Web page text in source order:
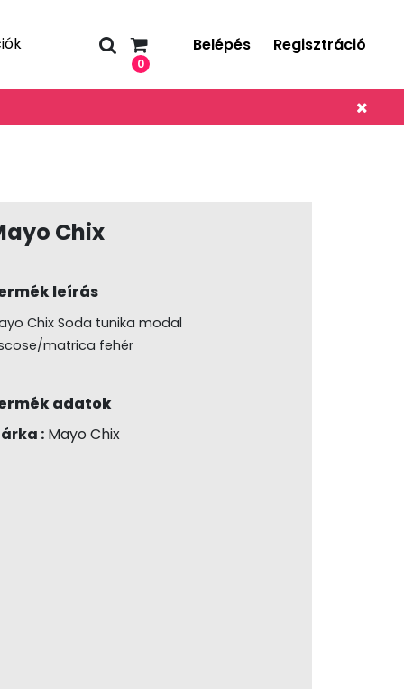
0
Belépés Regisztráció
Chix
leírás
Chix Soda tunika modal
matrica fehér
adatok
:Mayo Chix